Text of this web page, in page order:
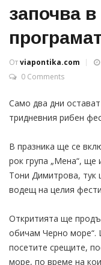
започва
Отviapontika.com
0 Comments
Само два дни
тридневния рибен
В празника ще се
рок група „Мена“, ще
Тони Димитрова,
водещ на целия
Откритията ще
обичам Черно
посетите срещите,
море, по време на